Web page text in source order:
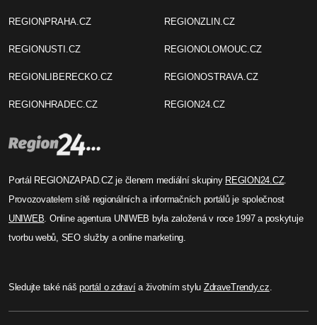
REGIONPRAHA.CZ
REGIONUSTI.CZ
REGIONLIBERECKO.CZ
REGIONHRADEC.CZ
REGIONZLIN.CZ
REGIONOLOMOUC.CZ
REGIONOSTRAVA.CZ
REGION24.CZ
Portál REGIONZAPAD.CZ je členem mediální skupiny REGION24.CZ.
Provozovatelem sítě regionálních a informačních portálů je společnost
UNIWEB . Online agentura UNIWEB byla založená v roce 1997 a poskytuje
tvorbu webů, SEO služby a online marketing.
Sledujte také nášportál o zdravía životním stylu ZdraveTrendy.cz